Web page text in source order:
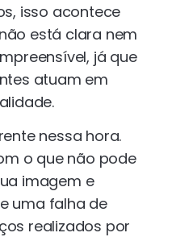
isso acontece
está clara nem
já que
atuam em
nessa hora.
o que não pode
imagem e
uma falha de
realizados por